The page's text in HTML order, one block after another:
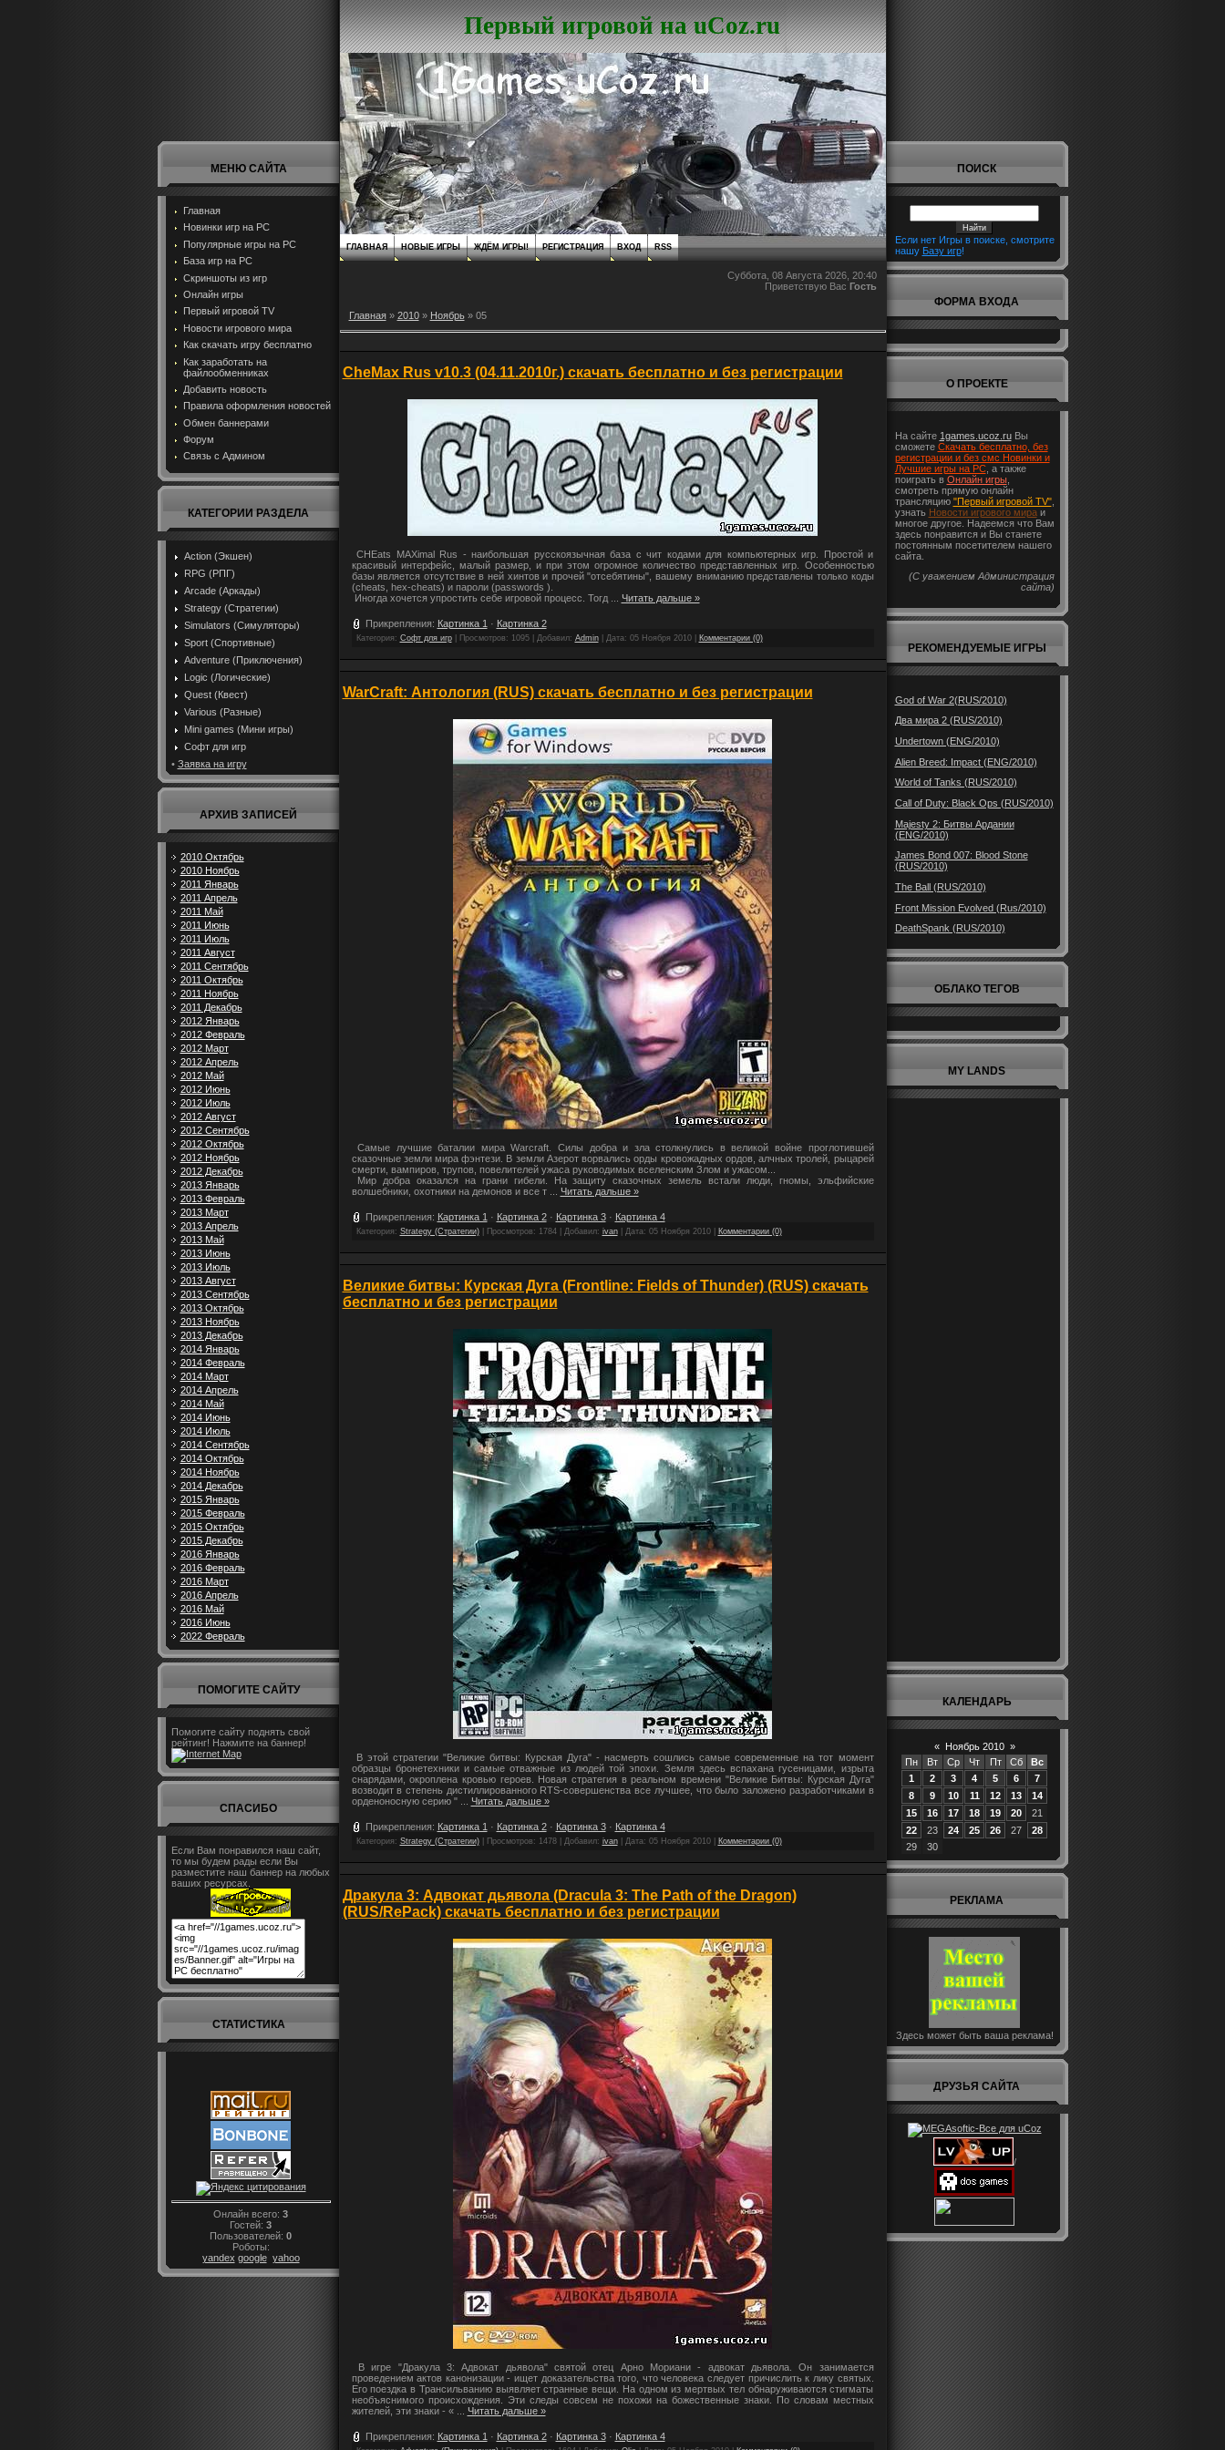
МЕНЮ САЙТА
Главная
Новинки игр на PC
Популярные игры на PC
База игр на РС
Скриншоты из игр
Онлайн игры
Первый игровой TV
Новости игрового мира
Как скачать игру бесплатно
Как заработать на
файлообменниках
Добавить новость
Правила оформления новостей
Обмен баннерами
Форум
Связь с Админом
КАТЕГОРИИ РАЗДЕЛА
Action (Экшен)
RPG (РПГ)
Arcade (Аркады)
Strategy (Стратегии)
Simulators (Симуляторы)
Sport (Спортивные)
Adventure (Приключения)
Logic (Логические)
Quest (Квест)
Various (Разные)
Mini games (Мини игры)
Софт для игр
• Заявка на игру
АРХИВ ЗАПИСЕЙ
2010 Октябрь
2010 Ноябрь
2011 Январь
2011 Апрель
2011 Май
2011 Июнь
2011 Июль
2011 Август
2011 Сентябрь
2011 Октябрь
2011 Ноябрь
2011 Декабрь
2012 Январь
2012 Февраль
2012 Март
2012 Апрель
2012 Май
2012 Июнь
2012 Июль
2012 Август
2012 Сентябрь
2012 Октябрь
2012 Ноябрь
2012 Декабрь
2013 Январь
2013 Февраль
2013 Март
2013 Апрель
2013 Май
2013 Июнь
2013 Июль
2013 Август
2013 Сентябрь
2013 Октябрь
2013 Ноябрь
2013 Декабрь
2014 Январь
2014 Февраль
2014 Март
2014 Апрель
2014 Май
2014 Июнь
2014 Июль
2014 Сентябрь
2014 Октябрь
2014 Ноябрь
2014 Декабрь
2015 Январь
2015 Февраль
2015 Октябрь
2015 Декабрь
2016 Январь
2016 Февраль
2016 Март
2016 Апрель
2016 Май
2016 Июнь
2022 Февраль
ПОМОГИТЕ САЙТУ
Помогите сайту поднять свой
рейтинг! Нажмите на баннер!
СПАСИБО
Если Вам понравился наш сайт,
то мы будем рады если Вы
разместите наш баннер на любых
ваших ресурсах.
СТАТИСТИКА
Онлайн всего: 3
Гостей: 3
Пользователей: 0
Роботы:
yandex google yahoo
Первый игровой на uCoz.ru
ГЛАВНАЯ НОВЫЕ ИГРЫ ЖДЁМ ИГРЫ! РЕГИСТРАЦИЯ ВХОД RSS
Суббота, 08 Августа 2026, 20:40
Приветствую Вас Гость
Главная» 2010 » Ноябрь » 05
CheMax Rus v10.3 (04.11.2010г.) скачать бесплатно и без регистрации
CHEats MAXimal Rus - наибольшая русскоязычная база с чит кодами для компьютерных игр. Простой и
красивый интерфейс, малый размер, и при этом огромное количество представленных игр. Особенностью
базы является отсутствие в ней хинтов и прочей "отсебятины", вашему вниманию представлены только коды
(cheats, hex-cheats) и пароли (passwords ).
Иногда хочется упростить себе игровой процесс. Тогд ... Читать дальше »
Прикрепления: Картинка 1· Картинка 2
Категория: Софт для игр| Просмотров: 1095 | Добавил: Admin| Дата: 05 Ноября 2010| Комментарии (0)
WarCraft: Антология (RUS) скачать бесплатно и без регистрации
Самые лучшие баталии мира Warcraft. Силы добра и зла столкнулись в великой войне проглотившей
сказочные земли мира фэнтези. В земли Азерот ворвались орды кровожадных ордов, алчных тролей, рыцарей
смерти, вампиров, трупов, повелителей ужаса руководимых вселенским Злом и ужасом...
Мир добра оказался на грани гибели. На защиту сказочных земель встали люди, гномы, эльфийские
волшебники, охотники на демонов и все т ... Читать дальше »
Прикрепления: Картинка 1· Картинка 2· Картинка 3· Картинка 4
Категория: Strategy (Стратегии)| Просмотров: 1784 | Добавил: ivan| Дата: 05 Ноября 2010| Комментарии (0)
Великие битвы: Курская Дуга (Frontline: Fields of Thunder) (RUS) скачать
бесплатно и без регистрации
В этой стратегии "Великие битвы: Курская Дуга" - насмерть сошлись самые современные на тот момент
образцы бронетехники и самые отважные из людей той эпохи. Земля здесь вспахана гусеницами, изрыта
снарядами, окроплена кровью героев. Новая стратегия в реальном времени "Великие Битвы: Курская Дуга"
возводит в степень дистиллированного RTS-совершенства все лучшее, что было заложено разработчиками в
орденоносную серию " ... Читать дальше »
Прикрепления: Картинка 1· Картинка 2· Картинка 3· Картинка 4
Категория: Strategy (Стратегии)| Просмотров: 1478 | Добавил: ivan| Дата: 05 Ноября 2010| Комментарии (0)
Дракула 3: Адвокат дьявола (Dracula 3: The Path of the Dragon)
(RUS/RePack) скачать бесплатно и без регистрации
В игре "Дракула 3: Адвокат дьявола" святой отец Арно Мориани - адвокат дьявола. Он занимается
проведением актов канонизации - ищет доказательства того, что человека следует причислить к лику святых.
Его поездка в Трансильванию выявляет странные вещи. На одном из мертвых тел обнаруживаются стигматы
необъяснимого происхождения. Эти следы совсем не похожи на божественные знаки. По словам местных
жителей, эти знаки - « ... Читать дальше »
Прикрепления: Картинка 1· Картинка 2· Картинка 3· Картинка 4
ПОИСК
Если нет Игры в поиске, смотрите
нашу Базу игр!
ФОРМА ВХОДА
О ПРОЕКТЕ
На сайте 1games.ucoz.ruВы
сможете Скачать бесплатно, без
регистрации и без смс Новинки и
Лучшие игры на PC, а также
поиграть в Онлайн игры,
смотреть прямую онлайн
трансляцию "Первый игровой TV",
узнать Новости игрового мираи
многое другое. Надеемся что Вам
здесь понравится и Вы станете
постоянным посетителем нашего
сайта.
(С уважением Администрация
сайта)
РЕКОМЕНДУЕМЫЕ ИГРЫ
God of War 2(RUS/2010)
Два мира 2 (RUS/2010)
Undertown (ENG/2010)
Alien Breed: Impact (ENG/2010)
World of Tanks (RUS/2010)
Call of Duty: Black Ops (RUS/2010)
Majesty 2: Битвы Ардании
(ENG/2010)
James Bond 007: Blood Stone
(RUS/2010)
The Ball (RUS/2010)
Front Mission Evolved (Rus/2010)
DeathSpank (RUS/2010)
ОБЛАКО ТЕГОВ
MY LANDS
КАЛЕНДАРЬ
« Ноябрь 2010 »
Пн
Вт Ср Чт Пт Сб
Вс
1
2 3 4 5 6
7
8
9 10 11 12 13
14
15
16 17 18 19 20
21
22
23 24 25 26 27
28
29
30
РЕКЛАМА
Здесь может быть ваша реклама!
ДРУЗЬЯ САЙТА
/